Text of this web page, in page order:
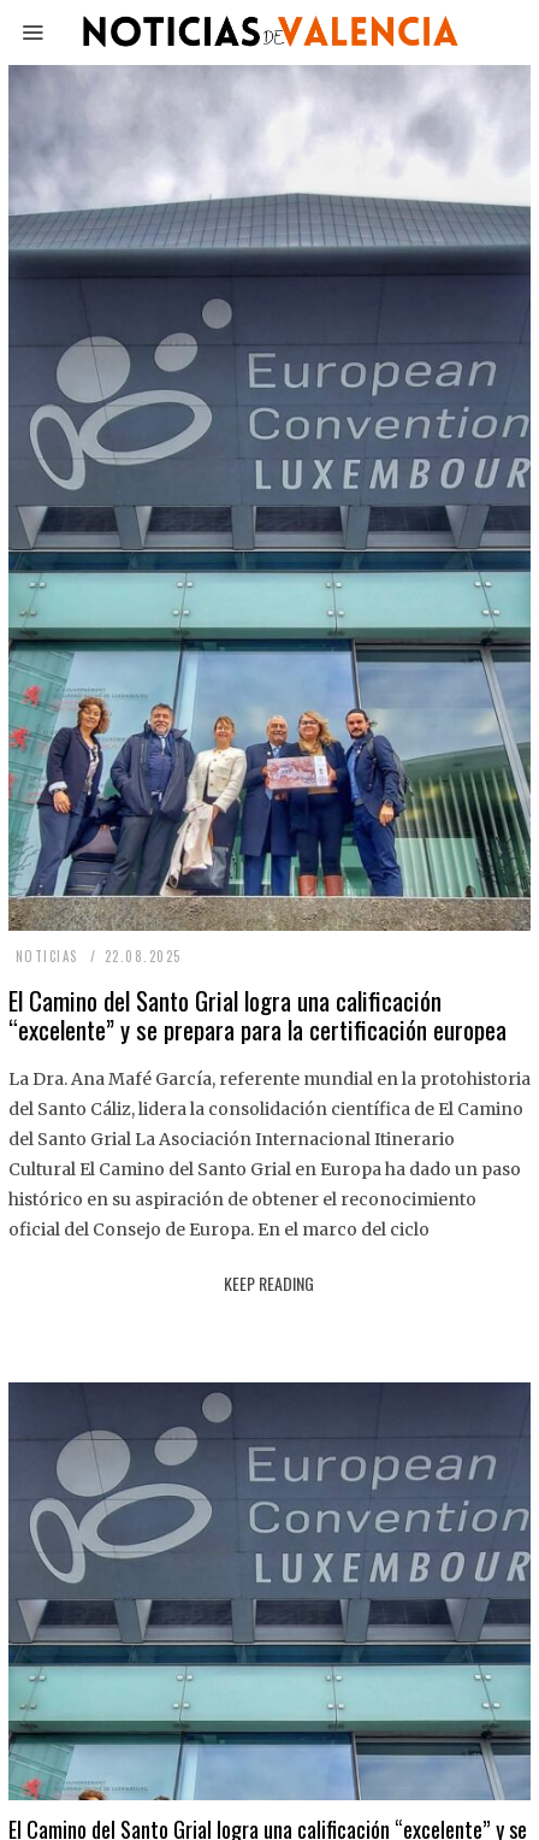
NOTICIAS 22.08.2025
.
8
2
2
El Camino del Santo Grial logra una calificación
“excelente” y se prepara para la certificación europea
La Dra. Ana Mafé García, referente mundial en la protohistoria
del Santo Cáliz, lidera la consolidación científica de El Camino
del Santo Grial La Asociación Internacional Itinerario
Cultural El Camino del Santo Grial en Europa ha dado un paso
histórico en su aspiración de obtener el reconocimiento
oficial del Consejo de Europa. En el marco del ciclo
KEEP READING
El Camino del Santo Grial logra una calificación “excelente” y se